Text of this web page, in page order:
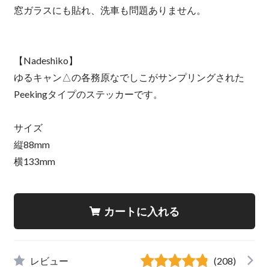
窓ガラスにも貼れ、洗車も問題ありません。
【Nadeshiko】
ゆるキャン△の各務原なでしこがサンプリングされた
Peekingタイプのステッカーです。
サイズ
縦88mm
横133mm
カートに入れる
レビュー (208)